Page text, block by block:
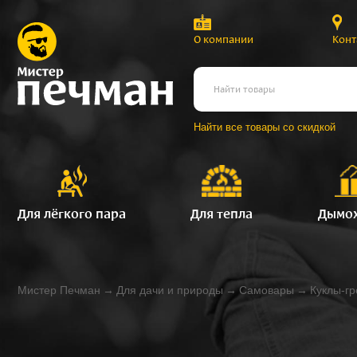
О компании
Найти все товары со скидкой
Для лёгкого пара Для тепла
Мистер Печман → Для дачи и природы → Самовары → Куклы-